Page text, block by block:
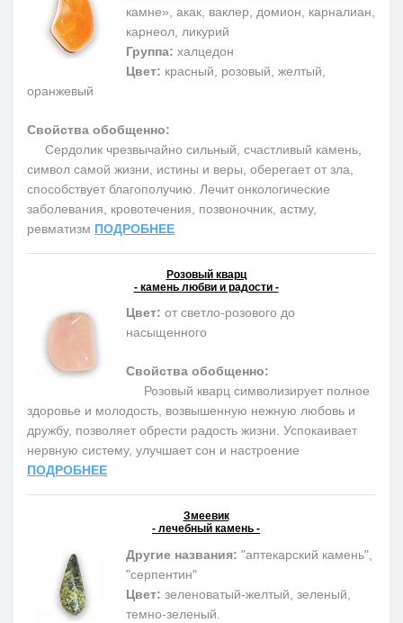
камне», акак, ваклер, домион, карналиан,
карнеол, ликурий
Группа: халцедон
Цвет: красный, розовый, желтый,
оранжевый
Свойства обобщенно:
Сердолик чрезвычайно сильный, счастливый камень,
символ самой жизни, истины и веры, оберегает от зла,
способствует благополучию. Лечит онкологические
заболевания, кровотечения, позвоночник, астму,
ревматизм ПОДРОБНЕЕ
Розовый кварц
- камень любви и радости -
Цвет: от светло-розового до
насыщенного
Свойства обобщенно:
Розовый кварц символизирует полное
здоровье и молодость, возвышенную нежную любовь и
дружбу, позволяет обрести радость жизни. Успокаивает
нервную систему, улучшает сон и настроение
ПОДРОБНЕЕ
Змеевик
- лечебный камень -
Другие названия: "аптекарский камень",
"серпентин"
Цвет: зеленоватый-желтый, зеленый,
темно-зеленый.